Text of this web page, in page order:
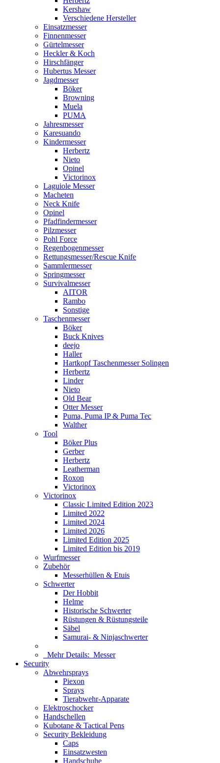
Kershaw
Verschiedene Hersteller
Einsatzmesser
Finnenmesser
Gürtelmesser
Heckler & Koch
Hirschfänger
Hubertus Messer
Jagdmesser
Böker
Browning
Muela
PUMA
Jahresmesser
Karesuando
Kindermesser
Herbertz
Nieto
Opinel
Victorinox
Laguiole Messer
Macheten
Neck Knife
Opinel
Pfadfindermesser
Pilzmesser
Pohl Force
Regenbogenmesser
Rettungsmesser/Rescue Knife
Sammlermesser
Springmesser
Survivalmesser
AITOR
Rambo
Sonstige
Taschenmesser
Böker
Buck Knives
deejo
Haller
Hartkopf Taschenmesser Solingen
Herbertz
Linder
Nieto
Old Bear
Otter Messer
Puma, Puma IP & Puma Tec
Walther
Tool
Böker Plus
Gerber
Herbertz
Leatherman
Roxon
Victorinox
Victorinox
Classic Limited Edition 2023
Limited 2022
Limited 2024
Limited 2026
Limited Edition 2025
Limited Edition bis 2019
Wurfmesser
Zubehör
Messerhüllen & Etuis
Schwerter
Der Hobbit
Helme
Historische Schwerter
Rüstungen & Rüstungsteile
Säbel
Samurai- & Ninjaschwerter
Mehr Details: Messer
Security
Abwehrsprays
Piexon
Sprays
Tierabwehr-Apparate
Elektroschocker
Handschellen
Kubotane & Tactical Pens
Security Bekleidung
Caps
Einsatzwesten
Handschuhe